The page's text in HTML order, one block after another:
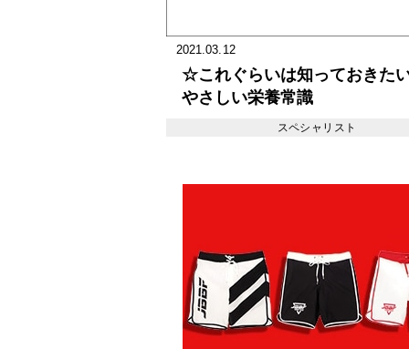
2021.03.12
☆これぐらいは知っておき
やさしい栄養常識
スペシャリスト